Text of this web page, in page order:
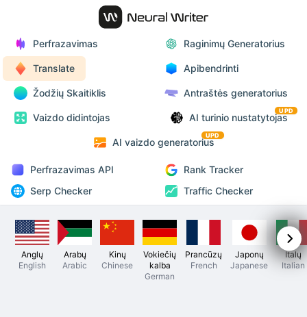
Perfrazavimas Raginimų Generatorius
Translate Apibendrinti
Žodžių Skaitiklis Antraštės generatorius
Vaizdo didintojas AI turinio nustatytojas
UPD
AI vaizdo generatorius
UPD
Perfrazavimas API
Rank Tracker
Serp Checker
Traffic Checker
Anglų
English
Arabų
Arabic
Kinų
Chinese
Vokiečių
kalba
German
Prancūzų
French
Japonų
Japanese
Italų
Italian